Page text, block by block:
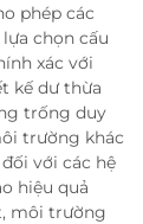
phép các
chọn cấu
xác với
kế dư thừa
trống duy
trường khác
với các hệ
hiệu quả
môi trường